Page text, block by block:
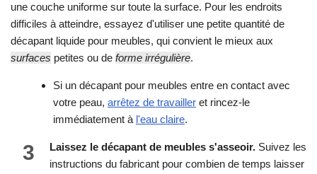
une couche uniforme sur toute la surface. Pour les endroits
difficiles à atteindre, essayez d'utiliser une petite quantité de
décapant liquide pour meubles, qui convient le mieux aux
surfaces petites ou de forme irrégulière.
Si un décapant pour meubles entre en contact avec
votre peau, arrêtez de travailler et rincez-le
immédiatement à l'eau claire.
3 Laissez le décapant de meubles s'asseoir. Suivez les
instructions du fabricant pour combien de temps laisser